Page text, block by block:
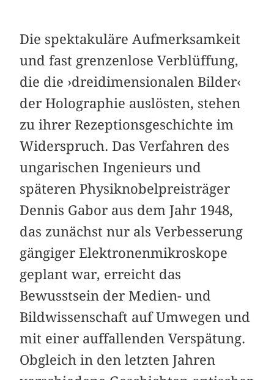
Die spektakuläre Aufmerksamkeit
und fast grenzenlose Verblüffung,
die die ›dreidimensionalen Bilder‹
der Holographie auslösten, stehen
zu ihrer Rezeptionsgeschichte im
Widerspruch. Das Verfahren des
ungarischen Ingenieurs und
späteren Physiknobelpreisträger
Dennis Gabor aus dem Jahr 1948,
das zunächst nur als Verbesserung
gängiger Elektronenmikroskope
geplant war, erreicht das
Bewusstsein der Medien- und
Bildwissenschaft auf Umwegen und
mit einer auffallenden Verspätung.
Obgleich in den letzten Jahren